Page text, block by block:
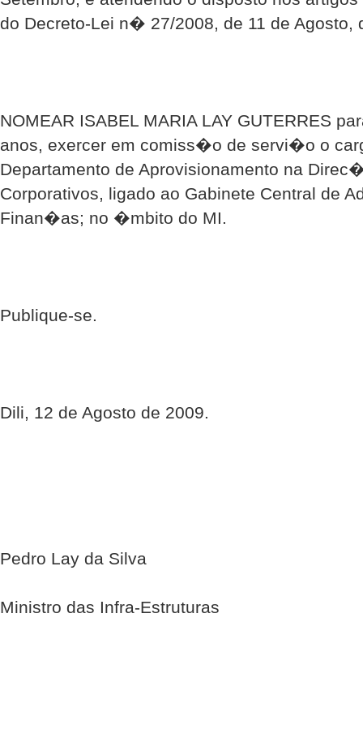
do Decreto-Lei n� 27/2008, de 11 de Agosto,
NOMEAR ISABEL MARIA LAY GUTERRES
anos, exercer em comiss�o de servi�o o
Departamento de Aprovisionamento na
Corporativos, ligado ao Gabinete Central de
Finan�as; no �mbito do MI.
Publique-se.
Dili, 12 de Agosto de 2009.
Pedro Lay da Silva
Ministro das Infra-Estruturas